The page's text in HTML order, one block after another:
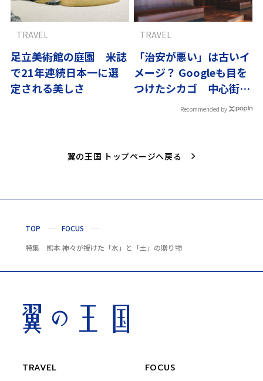
足立美術館の庭園 米誌
で21年連続日本一に選
定される美しさ
TRAVEL
「治安が悪い」は古いイ
メージ？ Googleも目を
つけたシカゴ 中心街の
TRAVEL
Recommended by
翼の王国 トップページへ戻る
TOP
FOCUS
特集 熊本 神々が授けた「水」と「土」の贈り物
TRAVEL FOCUS